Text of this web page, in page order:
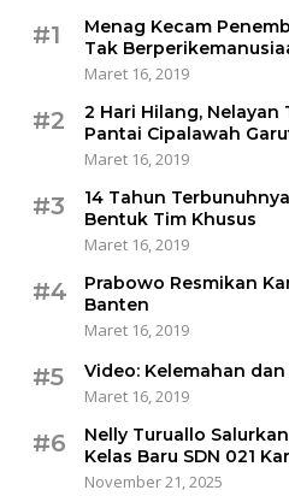
#1
Menag Kecam
Tak
Maret 16, 2019
#2
2 Hari Hilang,
Pantai Cipalawah
Maret 16, 2019
#3
14 Tahun
Bentuk Tim Khusus
Maret 16, 2019
#4
Prabowo Resmikan
Banten
Maret 16, 2019
#5
Video: Kelemahan
Maret 16, 2019
#6
Nelly Turuallo
Kelas Baru SDN 021
November 21, 2025